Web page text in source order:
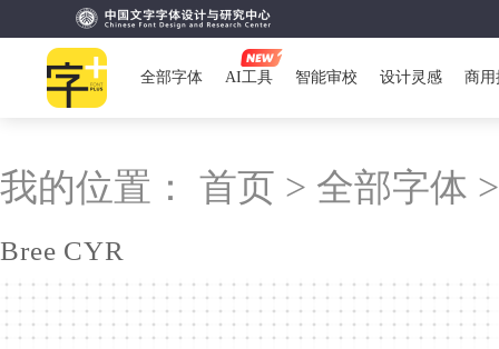
全部字体 AI工具 智能审校 设计灵感 商用
我的位置： 首页 > 全部字体
Bree CYR